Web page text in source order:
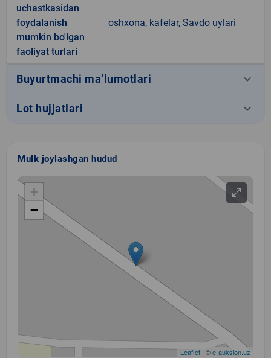
uchastkasidan
foydalanish
mumkin bo'lgan
faoliyat turlari
oshxona, kafelar, Savdo uylari
Buyurtmachi ma’lumotlari keyboard_arrow_down
Lot hujjatlari keyboard_arrow_down
Mulk joylashgan hudud
+
−
Leaflet | ©e-auksion.uz